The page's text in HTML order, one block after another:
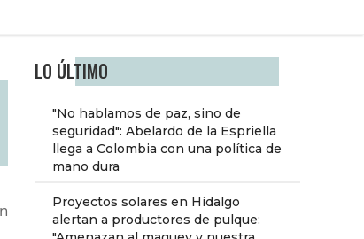
LO ÚLTIMO
"No hablamos de paz, sino de
seguridad": Abelardo de la Espriella
llega a Colombia con una política de
mano dura
Proyectos solares en Hidalgo
alertan a productores de pulque: